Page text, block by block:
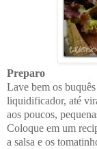
Preparo
Lave bem os
liquidificador, até
aos poucos,
Coloque em um
a salsa e os